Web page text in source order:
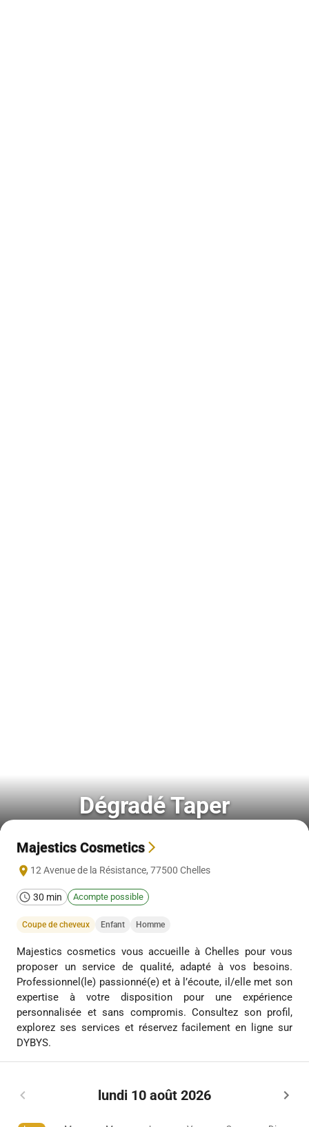
Dégradé Taper
Majestics Cosmetics
12 Avenue de la Résistance, 77500 Chelles
30 min Acompte possible
Coupe de cheveux Enfant Homme
Majestics cosmetics vous accueille à Chelles pour vous
proposer un service de qualité, adapté à vos besoins.
Professionnel(le) passionné(e) et à l’écoute, il/elle met son
expertise à votre disposition pour une expérience
personnalisée et sans compromis. Consultez son profil,
explorez ses services et réservez facilement en ligne sur
DYBYS.
lundi 10 août 2026